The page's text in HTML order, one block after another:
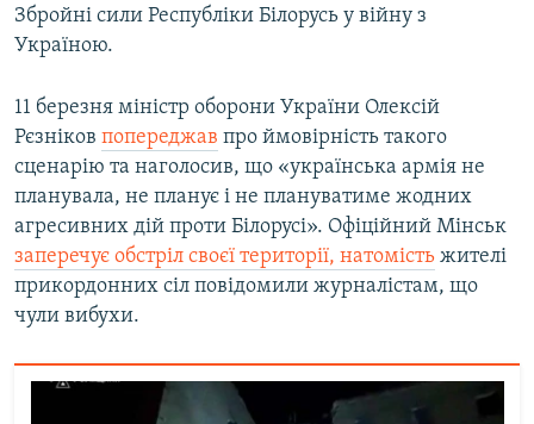
Збройні сили Республіки Білорусь у війну з
Україною.
11 березня міністр оборони України Олексій
Рєзніков попереджав про ймовірність такого
сценарію та наголосив, що «українська армія не
планувала, не планує і не плануватиме жодних
агресивних дій проти Білорусі». Офіційний Мінськ
заперечує обстріл своєї території, натомість жителі
прикордонних сіл повідомили журналістам, що
чули вибухи.